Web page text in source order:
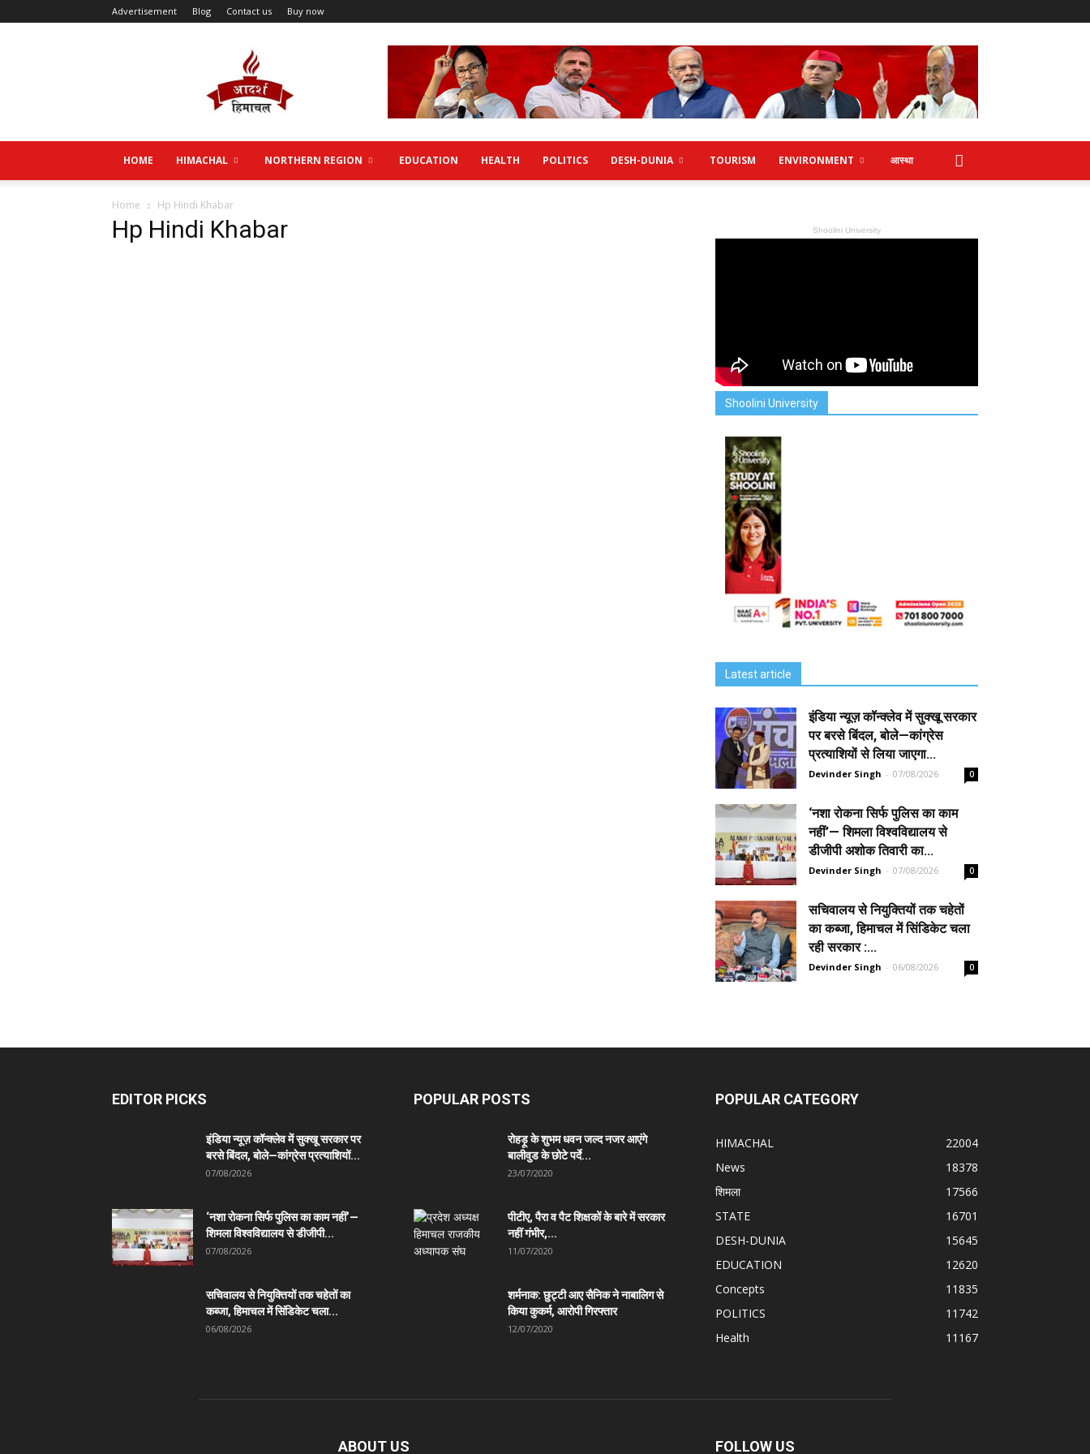
Advertisement Blog Contact us Buy now
HOME HIMACHAL NORTHERN REGION EDUCATION HEALTH POLITICS DESH-DUNIA TOURISM ENVIRONMENT आस्था
Home Hp Hindi Khabar
Hp Hindi Khabar Shoolini University
Shoolini University
Latest article
इंडिया न्यूज़ कॉन्क्लेव में सुक्खू सरकार
पर बरसे बिंदल, बोले—कांग्रेस
प्रत्याशियों से लिया जाएगा...
Devinder Singh - 07/08/2026 0
‘नशा रोकना सिर्फ पुलिस का काम
नहीं’— शिमला विश्वविद्यालय से
डीजीपी अशोक तिवारी का...
Devinder Singh - 07/08/2026 0
सचिवालय से नियुक्तियों तक चहेतों
का कब्जा, हिमाचल में सिंडिकेट चला
रही सरकार :...
Devinder Singh - 06/08/2026 0
EDITOR PICKS
इंडिया न्यूज़ कॉन्क्लेव में सुक्खू सरकार पर
बरसे बिंदल, बोले—कांग्रेस प्रत्याशियों...
07/08/2026
‘नशा रोकना सिर्फ पुलिस का काम नहीं’—
शिमला विश्वविद्यालय से डीजीपी...
07/08/2026
सचिवालय से नियुक्तियों तक चहेतों का
कब्जा, हिमाचल में सिंडिकेट चला...
06/08/2026
POPULAR POSTS
रोहड़ू के शुभम धवन जल्द नजर आएंगे
बालीवुड के छोटे पर्दे...
23/07/2020
पीटीए, पैरा व पैट शिक्षकों के बारे में सरकार
नहीं गंभीर,...
11/07/2020
शर्मनाक: छुट्टी आए सैनिक ने नाबालिग से
किया कुकर्म, आरोपी गिरफ्तार
12/07/2020
POPULAR CATEGORY
HIMACHAL
22004
News
18378
शिमला
17566
STATE
16701
DESH-DUNIA
15645
EDUCATION
12620
Concepts
11835
POLITICS
11742
Health
11167
ABOUT US FOLLOW US